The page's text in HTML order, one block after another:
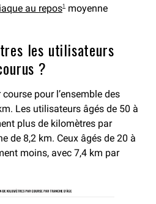
au repos1
moyenne
les utilisateurs
?
pour l’ensemble des
Les utilisateurs âgés de 50 à
plus de kilomètres par
de 8,2 km. Ceux âgés de 20 à
moins, avec 7,4 km par